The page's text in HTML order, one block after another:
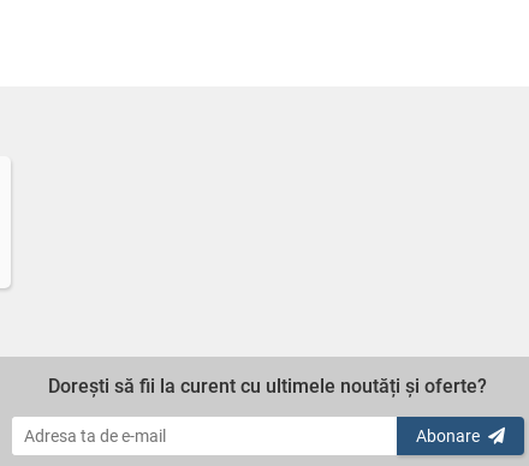
Dorești să fii la curent cu ultimele noutăți și oferte?
Abonare